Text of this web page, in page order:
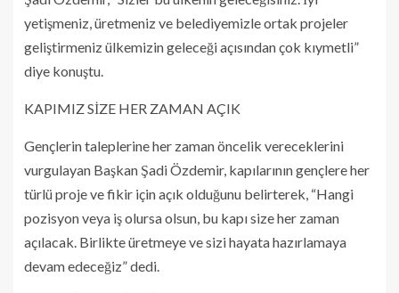
yetişmeniz, üretmeniz ve belediyemizle ortak projeler
geliştirmeniz ülkemizin geleceği açısından çok kıymetli”
diye konuştu.
KAPIMIZ SİZE HER ZAMAN AÇIK
Gençlerin taleplerine her zaman öncelik vereceklerini
vurgulayan Başkan Şadi Özdemir, kapılarının gençlere her
türlü proje ve fikir için açık olduğunu belirterek, “Hangi
pozisyon veya iş olursa olsun, bu kapı size her zaman
açılacak. Birlikte üretmeye ve sizi hayata hazırlamaya
devam edeceğiz” dedi.